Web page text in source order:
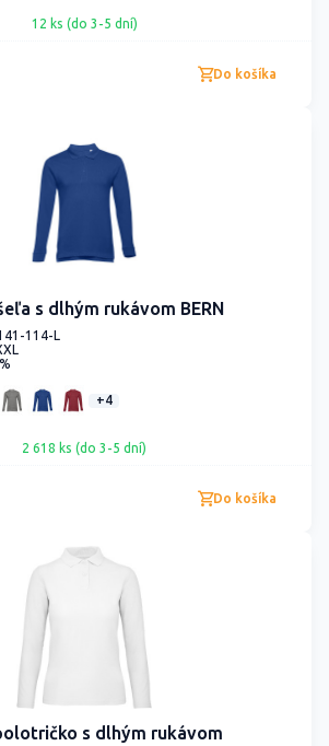
12 ks (do 3-5 dní)
Do košíka
s dlhým rukávom BERN
114-L
+4
2 618 ks (do 3-5 dní)
Do košíka
s dlhým rukávom